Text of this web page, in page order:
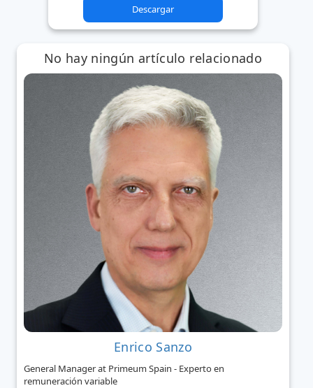
Descargar
No hay ningún artículo relacionado
Enrico Sanzo
General Manager at Primeum Spain - Experto en
remuneración variable